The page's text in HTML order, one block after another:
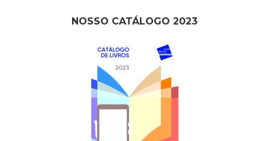
NOSSO CATÁLOGO 2023